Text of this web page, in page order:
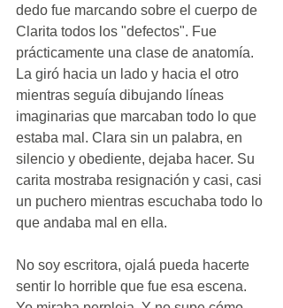
dedo fue marcando sobre el cuerpo de
Clarita todos los "defectos". Fue
prácticamente una clase de anatomía.
La giró hacia un lado y hacia el otro
mientras seguía dibujando líneas
imaginarias que marcaban todo lo que
estaba mal. Clara sin un palabra, en
silencio y obediente, dejaba hacer. Su
carita mostraba resignación y casi, casi
un puchero mientras escuchaba todo lo
que andaba mal en ella.
No soy escritora, ojalá pueda hacerte
sentir lo horrible que fue esa escena.